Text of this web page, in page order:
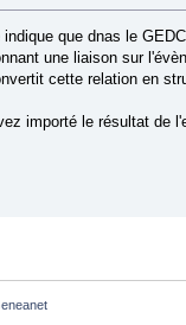
que dnas le
une liaison sur
cette relation en
importé le résultat de